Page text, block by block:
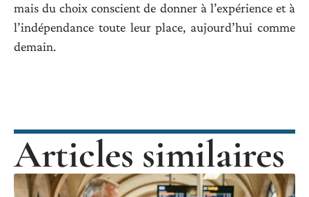
mais du choix conscient de donner à l’expérience et à
l’indépendance toute leur place, aujourd’hui comme
demain.
Articles similaires